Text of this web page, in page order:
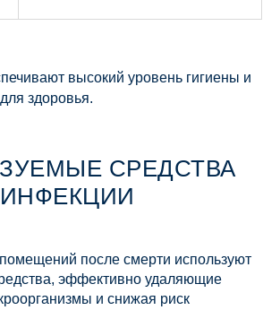
высокий уровень гигиены и
здоровья.
СРЕДСТВА
после смерти используют
эффективно удаляющие
и снижая риск